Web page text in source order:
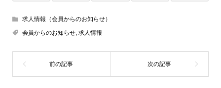
求人情報（会員からのお知らせ）
会員からのお知らせ, 求人情報